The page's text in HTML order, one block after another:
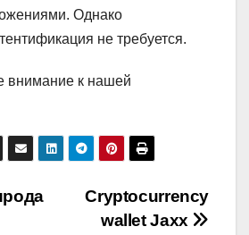
Однако
не требуется.
внимание к нашей
Cryptocurrency
wallet Jaxx